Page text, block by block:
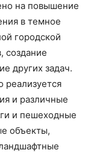
на повышение
в темное
городской
создание
других задач.
реализуется
и различные
и пешеходные
объекты,